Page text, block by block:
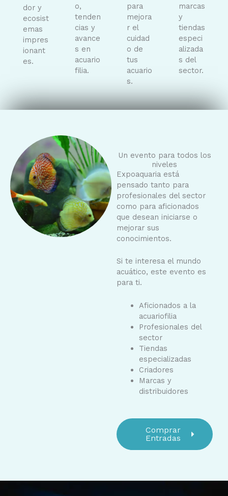
dor y
ecosist
emas
impres
ionant
es.
o,
tenden
cias y
avance
s en
acuario
filia.
para
mejora
r el
cuidad
o de
tus
acuario
s.
marcas
y
tiendas
especi
alizada
s del
sector.
Un evento para todos los
niveles
Expoaquaria está
pensado tanto para
profesionales del sector
como para aficionados
que desean iniciarse o
mejorar sus
conocimientos.
Si te interesa el mundo
acuático, este evento es
para ti.
Aficionados a la
acuariofilia
Profesionales del
sector
Tiendas
especializadas
Criadores
Marcas y
distribuidores
Comprar
Entradas